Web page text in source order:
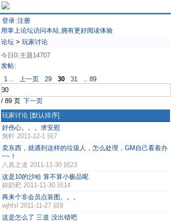
登录 注册
用掌上论坛访问本站,拥有更好阅读体验
论坛 > 玩家讨论
今日0 主题14707
发帖
1 .. 上一页 29 30 31 .. 89
/ 89 页 下一页
玩家讨论 [默认排序]
好伤心。。。求安慰
無軒 2011-12-1 回7
卖东西，就遇到这样的垃圾人，怎么处理，GM自己看着办
~~！
八真之道 2011-11-30 回23
这是10的沙哈 算不算小极品呢
妳釢豝 2011-11-30 回14
再来个非会员点装图。。。
wjhfsl 2011-11-27 回9
这是怎么了 三道 没出错吧